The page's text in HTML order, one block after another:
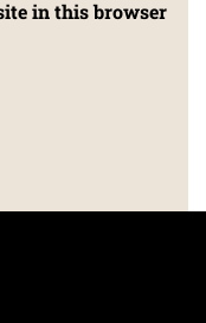
in this browser